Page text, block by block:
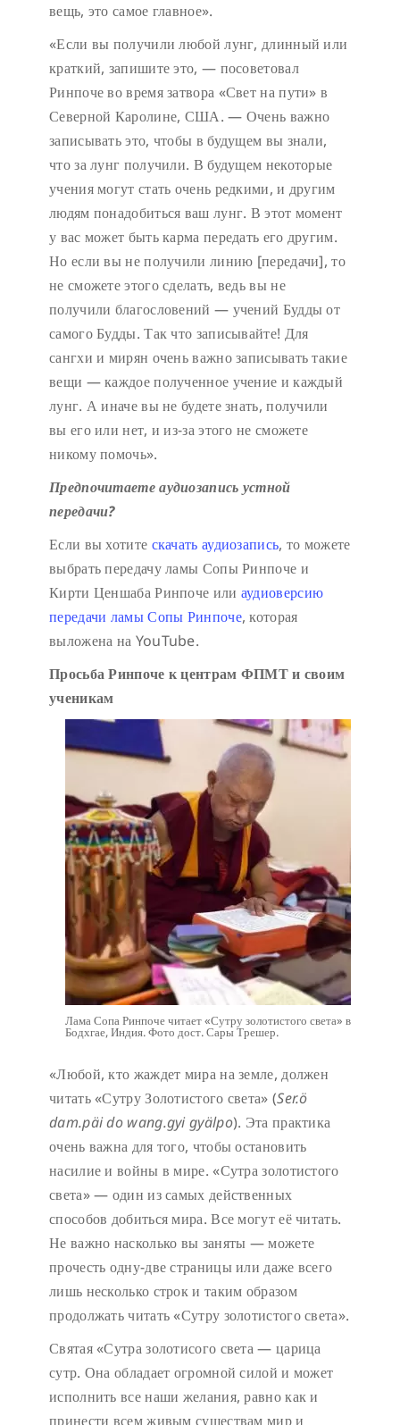
вещь, это самое главное».
«Если вы получили любой лунг, длинный или
краткий, запишите это, — посоветовал
Ринпоче во время затвора «Свет на пути» в
Северной Каролине, США. — Очень важно
записывать это, чтобы в будущем вы знали,
что за лунг получили. В будущем некоторые
учения могут стать очень редкими, и другим
людям понадобиться ваш лунг. В этот момент
у вас может быть карма передать его другим.
Но если вы не получили линию [передачи], то
не сможете этого сделать, ведь вы не
получили благословений — учений Будды от
самого Будды. Так что записывайте! Для
сангхи и мирян очень важно записывать такие
вещи — каждое полученное учение и каждый
лунг. А иначе вы не будете знать, получили
вы его или нет, и из-за этого не сможете
никому помочь».
Предпочитаете аудиозапись устной
передачи?
Если вы хотите скачать аудиозапись, то можете
выбрать передачу ламы Сопы Ринпоче и
Кирти Ценшаба Ринпоче или аудиоверсию
передачи ламы Сопы Ринпоче, которая
выложена на YouTube.
Просьба Ринпоче к центрам ФПМТ и своим
ученикам
Лама Сопа Ринпоче читает «Сутру золотистого света» в
Бодхгае, Индия. Фото дост. Сары Трешер.
«Любой, кто жаждет мира на земле, должен
читать «Сутру Золотистого света» (Ser.ö
dam.päi do wang.gyi gyälpo). Эта практика
очень важна для того, чтобы остановить
насилие и войны в мире. «Сутра золотистого
света» — один из самых действенных
способов добиться мира. Все могут её читать.
Не важно насколько вы заняты — можете
прочесть одну-две страницы или даже всего
лишь несколько строк и таким образом
продолжать читать «Сутру золотистого света».
Святая «Сутра золотисого света — царица
сутр. Она обладает огромной силой и может
исполнить все наши желания, равно как и
принести всем живым существам мир и